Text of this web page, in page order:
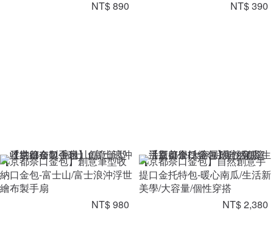
NT$ 890
NT$ 390
【京都奈口金包】創意筆型收
納口金包-富士山/富士浪沖浮世
繪布製手扇
NT$ 980
【京都奈口金包】自然創意手
提口金托特包-暖心南瓜/生活新
美學/大容量/個性穿搭
NT$ 2,380